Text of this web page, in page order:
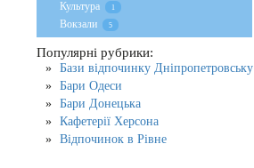
Культура 1
Вокзали 5
Популярні рубрики:
Бази відпочинку Дніпропетровську
Бари Одеси
Бари Донецька
Кафетерії Херсона
Відпочинок в Рівне